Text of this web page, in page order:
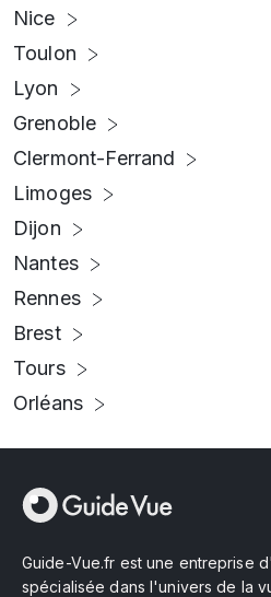
Nice
Toulon
Lyon
Grenoble
Clermont-Ferrand
Limoges
Dijon
Nantes
Rennes
Brest
Tours
Orléans
Guide-Vue.fr est une entreprise
spécialisée dans l'univers de la